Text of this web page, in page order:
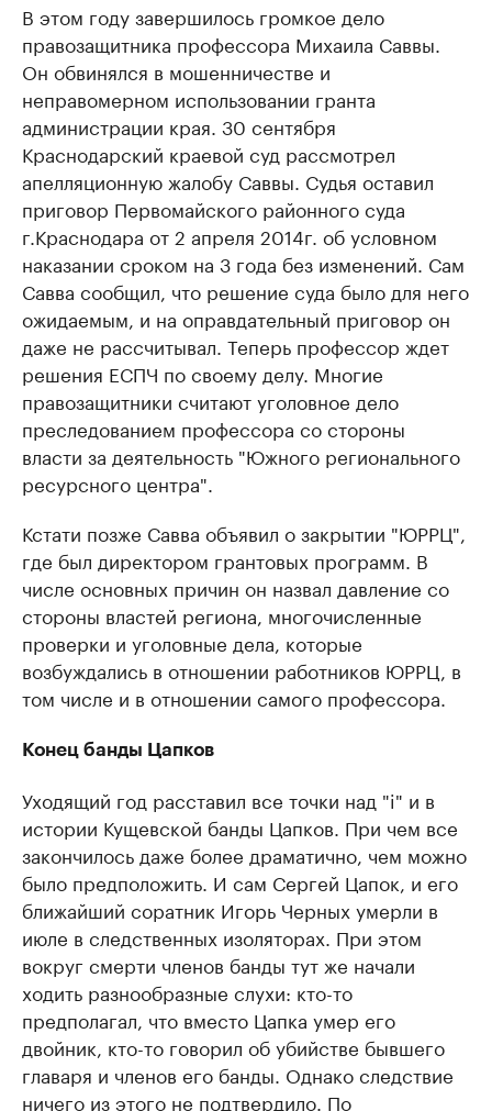
В этом году завершилось громкое дело
правозащитника профессора Михаила Саввы.
Он обвинялся в мошенничестве и
неправомерном использовании гранта
администрации края. 30 сентября
Краснодарский краевой суд рассмотрел
апелляционную жалобу Саввы. Судья оставил
приговор Первомайского районного суда
г.Краснодара от 2 апреля 2014г. об условном
наказании сроком на 3 года без изменений. Сам
Савва сообщил, что решение суда было для него
ожидаемым, и на оправдательный приговор он
даже не рассчитывал. Теперь профессор ждет
решения ЕСПЧ по своему делу. Многие
правозащитники считают уголовное дело
преследованием профессора со стороны
власти за деятельность "Южного регионального
ресурсного центра".
Кстати позже Савва объявил о закрытии "ЮРРЦ",
где был директором грантовых программ. В
числе основных причин он назвал давление со
стороны властей региона, многочисленные
проверки и уголовные дела, которые
возбуждались в отношении работников ЮРРЦ, в
том числе и в отношении самого профессора.
Конец банды Цапков
Уходящий год расставил все точки над "i" и в
истории Кущевской банды Цапков. При чем все
закончилось даже более драматично, чем можно
было предположить. И сам Сергей Цапок, и его
ближайший соратник Игорь Черных умерли в
июле в следственных изоляторах. При этом
вокруг смерти членов банды тут же начали
ходить разнообразные слухи: кто-то
предполагал, что вместо Цапка умер его
двойник, кто-то говорил об убийстве бывшего
главаря и членов его банды. Однако следствие
ничего из этого не подтвердило. По